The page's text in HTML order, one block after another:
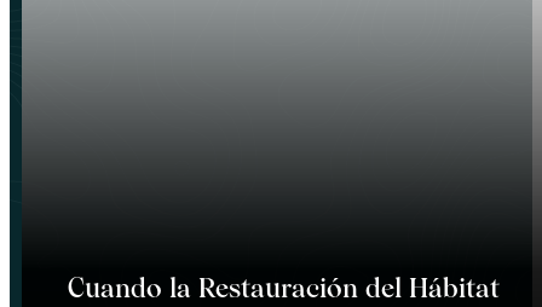
Cuando la Restauración del Hábitat